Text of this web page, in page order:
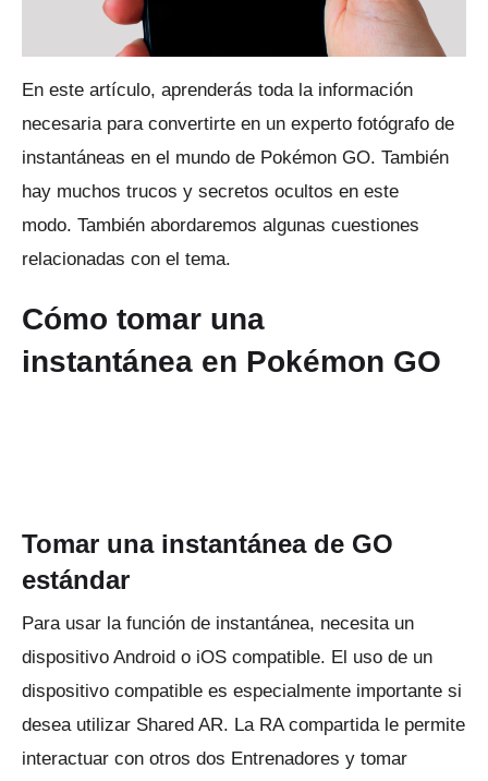
En este artículo, aprenderás toda la información
necesaria para convertirte en un experto fotógrafo de
instantáneas en el mundo de Pokémon GO. También
hay muchos trucos y secretos ocultos en este
modo. También abordaremos algunas cuestiones
relacionadas con el tema.
Cómo tomar una
instantánea en Pokémon GO
Tomar una instantánea de GO
estándar
Para usar la función de instantánea, necesita un
dispositivo Android o iOS compatible. El uso de un
dispositivo compatible es especialmente importante si
desea utilizar Shared AR. La RA compartida le permite
interactuar con otros dos Entrenadores y tomar